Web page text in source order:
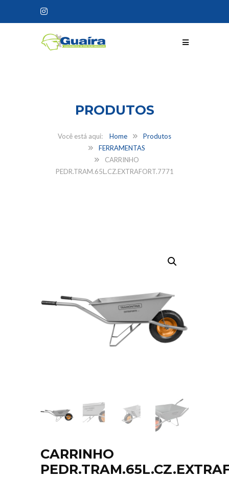
PRODUTOS
Home
Produtos
FERRAMENTAS
CARRINHO
PEDR.TRAM.65L.CZ.EXTRAFORT.7771
CARRINHO